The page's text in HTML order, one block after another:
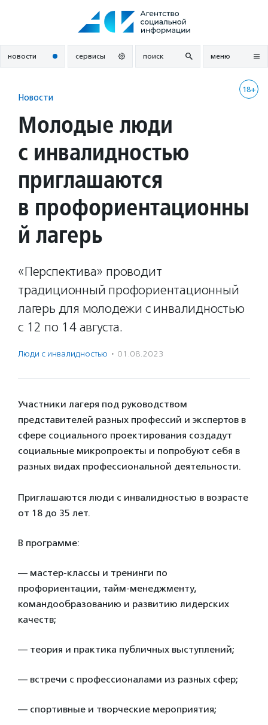
новости сервисы поиск меню
18+
Новости
Молодые люди
с инвалидностью
приглашаются
в профориентационны
й лагерь
«Перспектива» проводит
традиционный профориентационный
лагерь для молодежи с инвалидностью
с 12 по 14 августа.
Люди с инвалидностью · 01.08.2023
Участники лагеря под руководством
представителей разных профессий и экспертов в
сфере социального проектирования создадут
социальные микропроекты и попробуют себя в
разных видах профессиональной деятельности.
Приглашаются люди с инвалидностью в возрасте
от 18 до 35 лет.
В программе:
— мастер-классы и тренинги по
профориентации, тайм-менеджменту,
командообразованию и развитию лидерских
качеств;
— теория и практика публичных выступлений;
— встречи с профессионалами из разных сфер;
— спортивные и творческие мероприятия;